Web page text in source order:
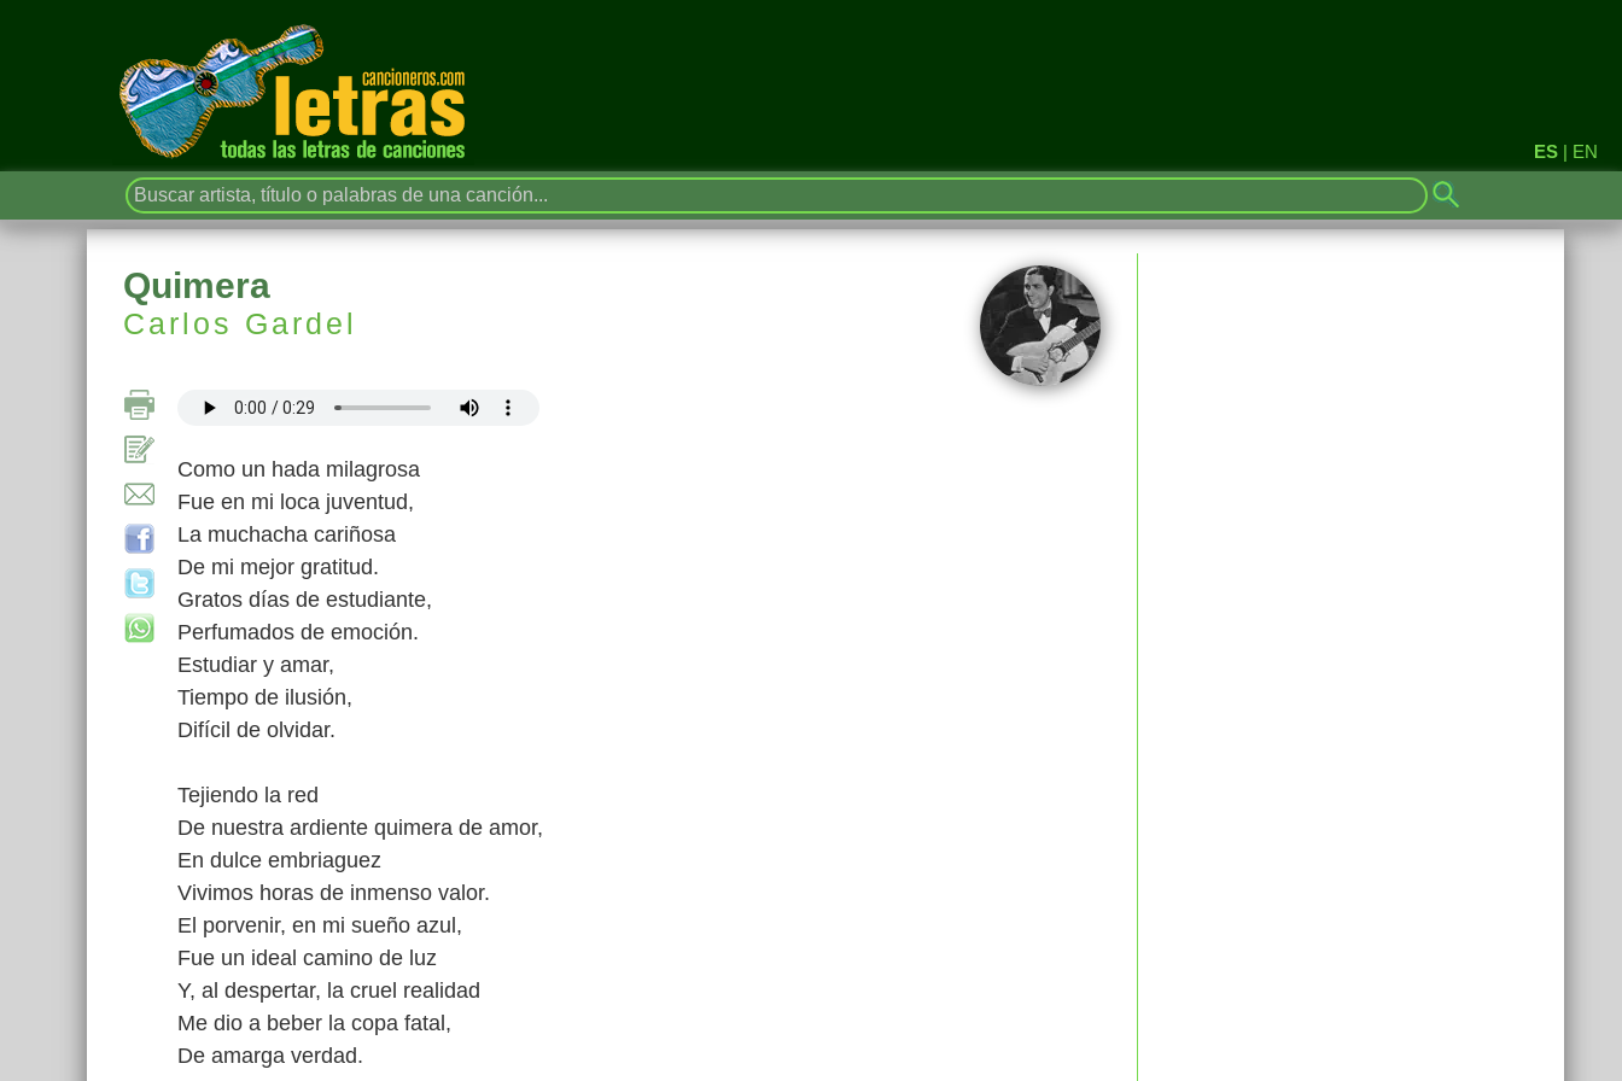
ES | EN
Quimera
Carlos Gardel
Como un hada milagrosa
Fue en mi loca juventud,
La muchacha cariñosa
De mi mejor gratitud.
Gratos días de estudiante,
Perfumados de emoción.
Estudiar y amar,
Tiempo de ilusión,
Difícil de olvidar.
Tejiendo la red
De nuestra ardiente quimera de amor,
En dulce embriaguez
Vivimos horas de inmenso valor.
El porvenir, en mi sueño azul,
Fue un ideal camino de luz
Y, al despertar, la cruel realidad
Me dio a beber la copa fatal,
De amarga verdad.